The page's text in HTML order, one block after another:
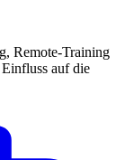
Remote-Training
auf die